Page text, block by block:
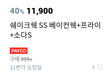
40% 11,900
쉐이크쉑 SS 베이컨쉑+프라이
+소다S
구매 999+
11번가 쇼킹딜 1